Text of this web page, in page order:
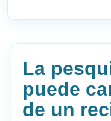
La
puede
de un